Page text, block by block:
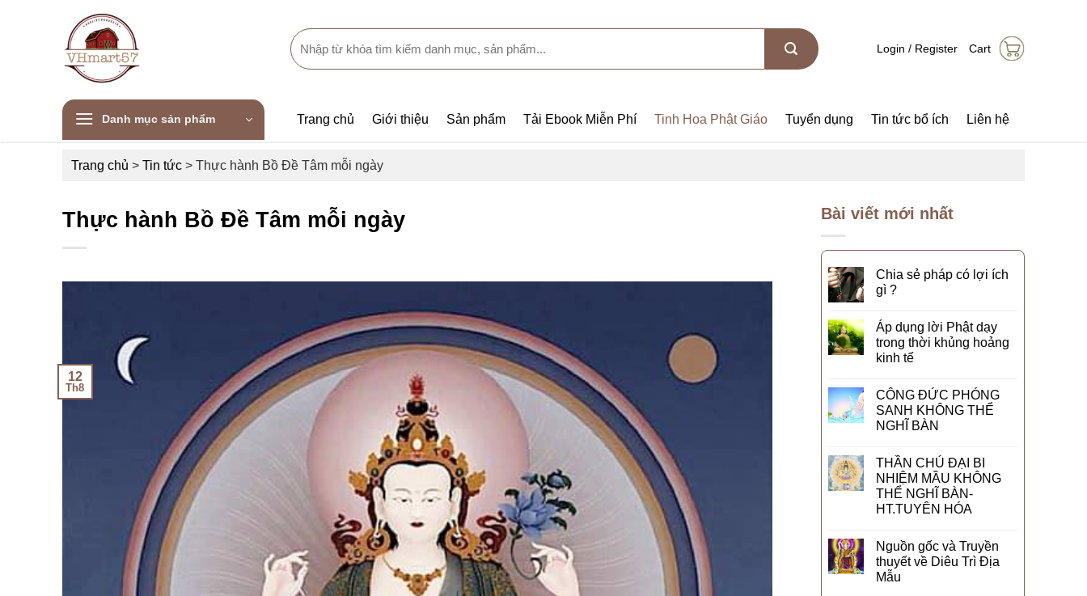
Search
for:
Login / Register Cart
Danh mục sản phẩm Trang chủ Giới thiệu Sản phẩm Tải Ebook Miễn Phí Tinh Hoa Phật Giáo Tuyển dụng Tin tức bổ ích Liên hệ
Trang chủ > Tin tức > Thực hành Bồ Đề Tâm mỗi ngày
Thực hành Bồ Đề Tâm mỗi ngày
12
Th8
Bài viết mới nhất
Chia sẻ pháp có lợi ích
gì ?
Áp dụng lời Phật dạy
trong thời khủng hoảng
kinh tế
CÔNG ĐỨC PHÓNG
SANH KHÔNG THỂ
NGHĨ BÀN
THẦN CHÚ ĐẠI BI
NHIỆM MẦU KHÔNG
THỂ NGHĨ BÀN-
HT.TUYÊN HÓA
Nguồn gốc và Truyền
thuyết về Diêu Trì Địa
Mẫu